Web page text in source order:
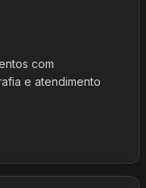
com
e atendimento